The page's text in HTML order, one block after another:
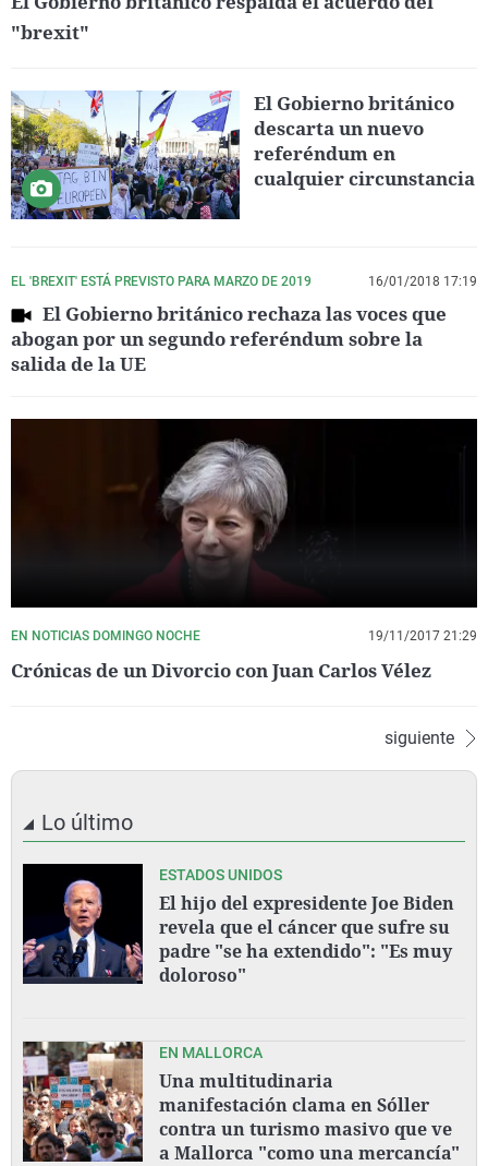
"brexit"
El Gobierno británico
descarta un nuevo
referéndum en
cualquier circunstancia
EL 'BREXIT' ESTÁ PREVISTO PARA MARZO DE 2019 16/01/2018 17:19
El Gobierno británico rechaza las voces que
abogan por un segundo referéndum sobre la
salida de la UE
EN NOTICIAS DOMINGO NOCHE 19/11/2017 21:29
Crónicas de un Divorcio con Juan Carlos Vélez
siguiente
Lo último
ESTADOS UNIDOS
El hijo del expresidente Joe Biden
revela que el cáncer que sufre su
padre "se ha extendido": "Es muy
doloroso"
EN MALLORCA
Una multitudinaria
manifestación clama en Sóller
contra un turismo masivo que ve
a Mallorca "como una mercancía"